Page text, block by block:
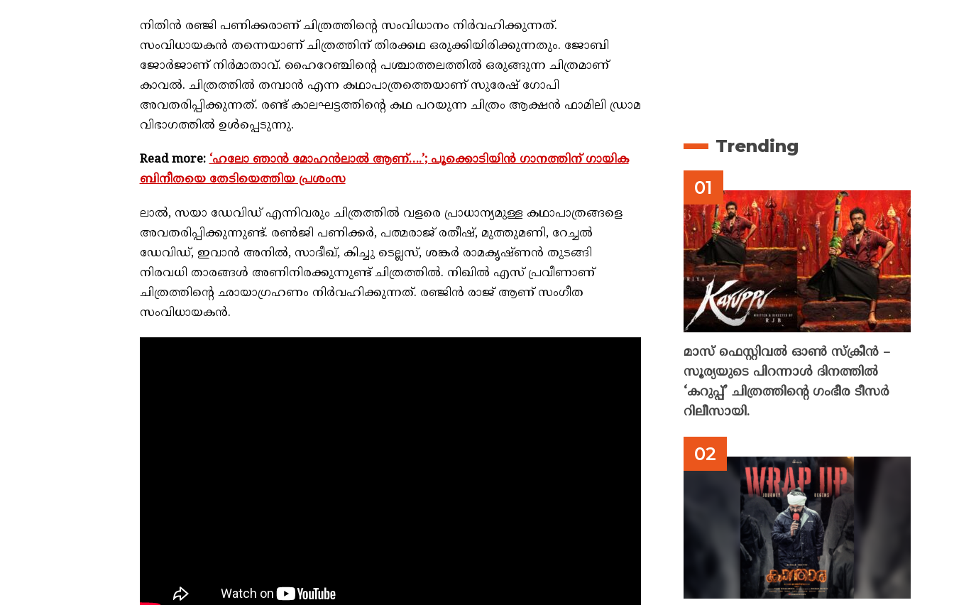
നിതിന്‍ രഞ്ജി പണിക്കരാണ് ചിത്രത്തിന്റെ സംവിധാനം നിര്‍വഹിക്കുന്നത്.
സംവിധായകന്‍ തന്നെയാണ് ചിത്രത്തിന് തിരക്കഥ ഒരുക്കിയിരിക്കുന്നതും. ജോബി
ജോര്‍ജാണ് നിര്‍മാതാവ്. ഹൈറേഞ്ചിന്റെ പശ്ചാത്തലത്തില്‍ ഒരുങ്ങുന്ന ചിത്രമാണ്
കാവല്‍. ചിത്രത്തില്‍ തമ്പാന്‍ എന്ന കഥാപാത്രത്തെയാണ് സുരേഷ് ഗോപി
അവതരിപ്പിക്കുന്നത്. രണ്ട് കാലഘട്ടത്തിന്റെ കഥ പറയുന്ന ചിത്രം ആക്ഷന്‍ ഫാമിലി ഡ്രാമ
വിഭാഗത്തില്‍ ഉള്‍പ്പെടുന്നു.
Read more:‘ഹലോ ഞാന്‍ മോഹന്‍ലാല്‍ ആണ്….’; പൂക്കൊടിയിന്‍ ഗാനത്തിന് ഗായിക
ബിനീതയെ തേടിയെത്തിയ പ്രശംസ
ലാല്‍, സയാ ഡേവിഡ് എന്നിവരും ചിത്രത്തില്‍ വളരെ പ്രാധാന്യമുള്ള കഥാപാത്രങ്ങളെ
അവതരിപ്പിക്കുന്നുണ്ട്. രണ്‍ജി പണിക്കര്‍, പത്മരാജ് രതീഷ്, മുത്തുമണി, റേച്ചല്‍
ഡേവിഡ്, ഇവാന്‍ അനില്‍, സാദീഖ്, കിച്ചു ടെല്ലസ്, ശങ്കര്‍ രാമകൃഷ്ണന്‍ തുടങ്ങി
നിരവധി താരങ്ങള്‍ അണിനിരക്കുന്നുണ്ട് ചിത്രത്തില്‍. നിഖില്‍ എസ് പ്രവീണാണ്
ചിത്രത്തിന്റെ ഛായാഗ്രഹണം നിര്‍വഹിക്കുന്നത്. രഞ്ജിന്‍ രാജ് ആണ് സംഗീത
സംവിധായകന്‍.
Trending
മാസ് ഫെസ്റ്റിവൽ ഓൺ സ്‌ക്രീൻ –
സൂര്യയുടെ പിറന്നാൾ ദിനത്തിൽ
‘കറുപ്പ്’ ചിത്രത്തിന്റെ ഗംഭീര ടീസർ
റിലീസായി.